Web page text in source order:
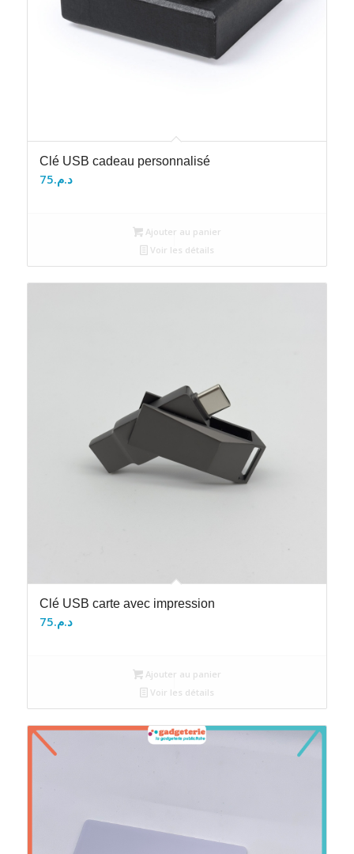
Clé USB cadeau personnalisé
د.م.75
Ajouter au panier
Voir les détails
Clé USB carte avec impression
د.م.75
Ajouter au panier
Voir les détails